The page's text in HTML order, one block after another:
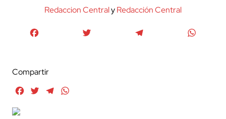
Redaccion CentralyRedacción Central
Compartir
FacebookTwitterTelegram